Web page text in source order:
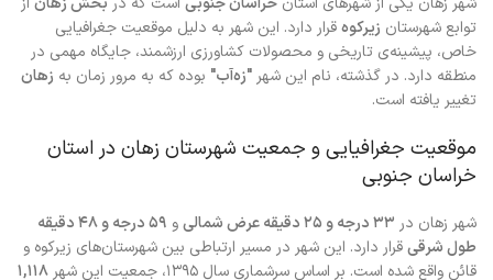
توابع شهرستان زیرکوهقرار دارد. این شهر به دلیل موقعیت جغرافیایی
خاص، پیشینه‌ی تاریخی و محصولات کشاورزی ارزشمند، جایگاه مهمی در
منطقه دارد. در گذشته، نام این شهر "زه‌آب" بوده که به مرور زمان به زهان
تغییر یافته است.
موقعیت جغرافیایی و جمعیت شهرستان زهان در استان
خراسان جنوبی
شهر زهان در ۳۳ درجه و ۲۵ دقیقه عرض شمالی و
۵۹ درجه و ۴۸ دقیقه
طول شرقیقرار دارد. این شهر در مسیر ارتباطی بین شهرستان‌های زیرکوه و
قائن واقع شده است. بر اساس سرشماری سال ۱۳۹۵، جمعیت این شهر
۱,۱۱۸